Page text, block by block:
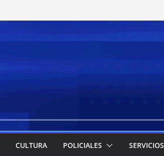
CULTURA POLICIALES SERVICIOS